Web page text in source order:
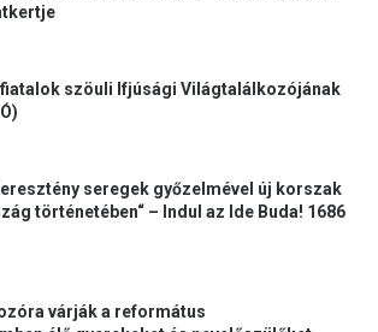
szöuli Ifjúsági Világtalálkozójának
seregek győzelmével új korszak
történetében“ – Indul az Ide Buda! 1686
várják a református